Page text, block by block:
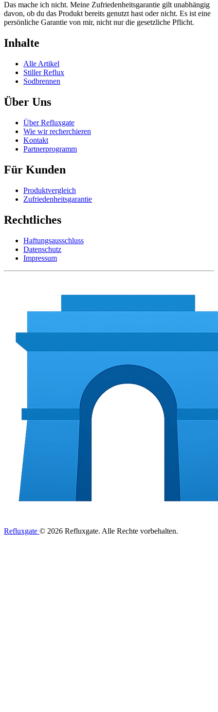
Das mache ich nicht. Meine Zufriedenheitsgarantie gilt unabhängig
davon, ob du das Produkt bereits genutzt hast oder nicht. Es ist eine
persönliche Garantie von mir, nicht nur die gesetzliche Pflicht.
Inhalte
Alle Artikel
Stiller Reflux
Sodbrennen
Über Uns
Über Refluxgate
Wie wir recherchieren
Kontakt
Partnerprogramm
Für Kunden
Produktvergleich
Zufriedenheitsgarantie
Rechtliches
Haftungsausschluss
Datenschutz
Impressum
Refluxgate © 2026 Refluxgate. Alle Rechte vorbehalten.